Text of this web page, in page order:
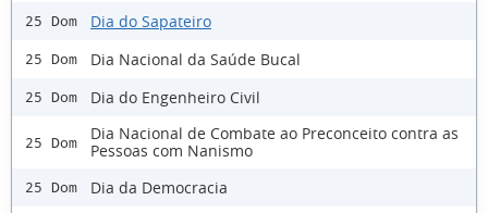
25 Dom Dia do Sapateiro
25 Dom Dia Nacional da Saúde Bucal
25 Dom Dia do Engenheiro Civil
25 Dom
Dia Nacional de Combate ao Preconceito contra as
Pessoas com Nanismo
25 Dom Dia da Democracia